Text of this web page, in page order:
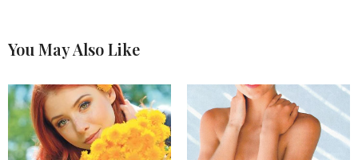
You May Also Like